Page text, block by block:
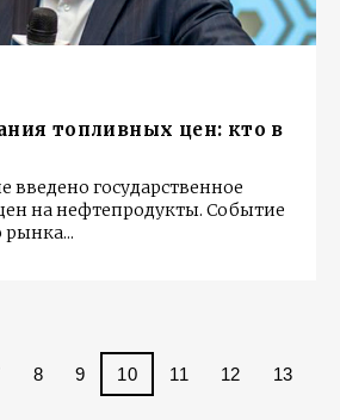
топливных цен: кто в
введено государственное
на нефтепродукты. Событие
рынка...
8 9 10 11 12 13